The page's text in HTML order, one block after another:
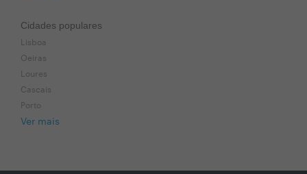
Cidades populares
Lisboa
Oeiras
Loures
Cascais
Porto
Ver mais